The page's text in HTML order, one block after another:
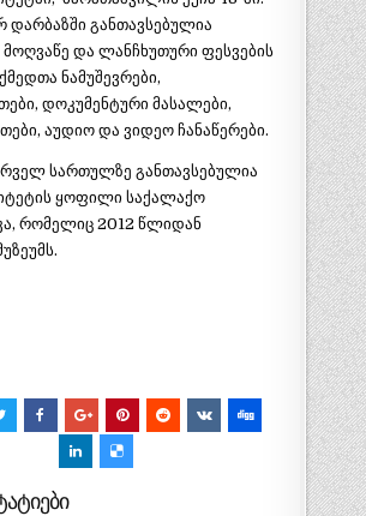
დარბაზში განთავსებულია
და ლანჩხუთური ფესვების
ნამუშევრები,
დოკუმენტური მასალები,
აუდიო და ვიდეო ჩანაწერები.
სართულზე განთავსებულია
ყოფილი საქალაქო
რომელიც 2012 წლიდან